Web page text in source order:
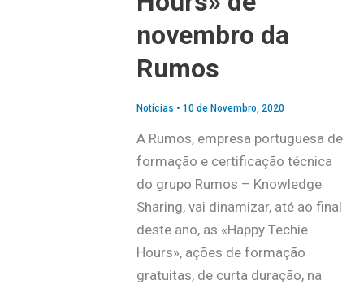
novembro da
Rumos
Notícias • 10 de Novembro, 2020
A Rumos, empresa portuguesa de
formação e certificação técnica
do grupo Rumos – Knowledge
Sharing, vai dinamizar, até ao final
deste ano, as «Happy Techie
Hours», ações de formação
gratuitas, de curta duração, na